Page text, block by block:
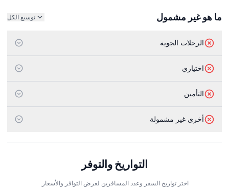
ما هو غير مشمول توسيع الكل
الرحلات الجوية
اختياري
التأمين
أخرى غير مشمولة
التواريخ والتوفر
اختر تواريخ السفر وعدد المسافرين لعرض التوافر والأسعار.